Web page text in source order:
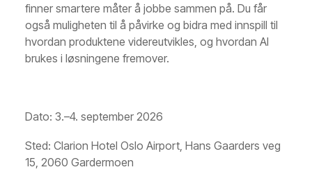
finner smartere måter å jobbe sammen på. Du får
også muligheten til å påvirke og bidra med innspill til
hvordan produktene videreutvikles, og hvordan AI
brukes i løsningene fremover.
Dato: 3.–4. september 2026
Sted: Clarion Hotel Oslo Airport, Hans Gaarders veg
15, 2060 Gardermoen